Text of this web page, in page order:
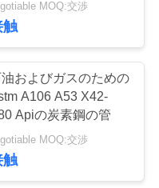
フラ
MOQ:交渉
触
およびガスのための
A106 A53 X42-
Apiの炭素鋼の管
MOQ:交渉
触